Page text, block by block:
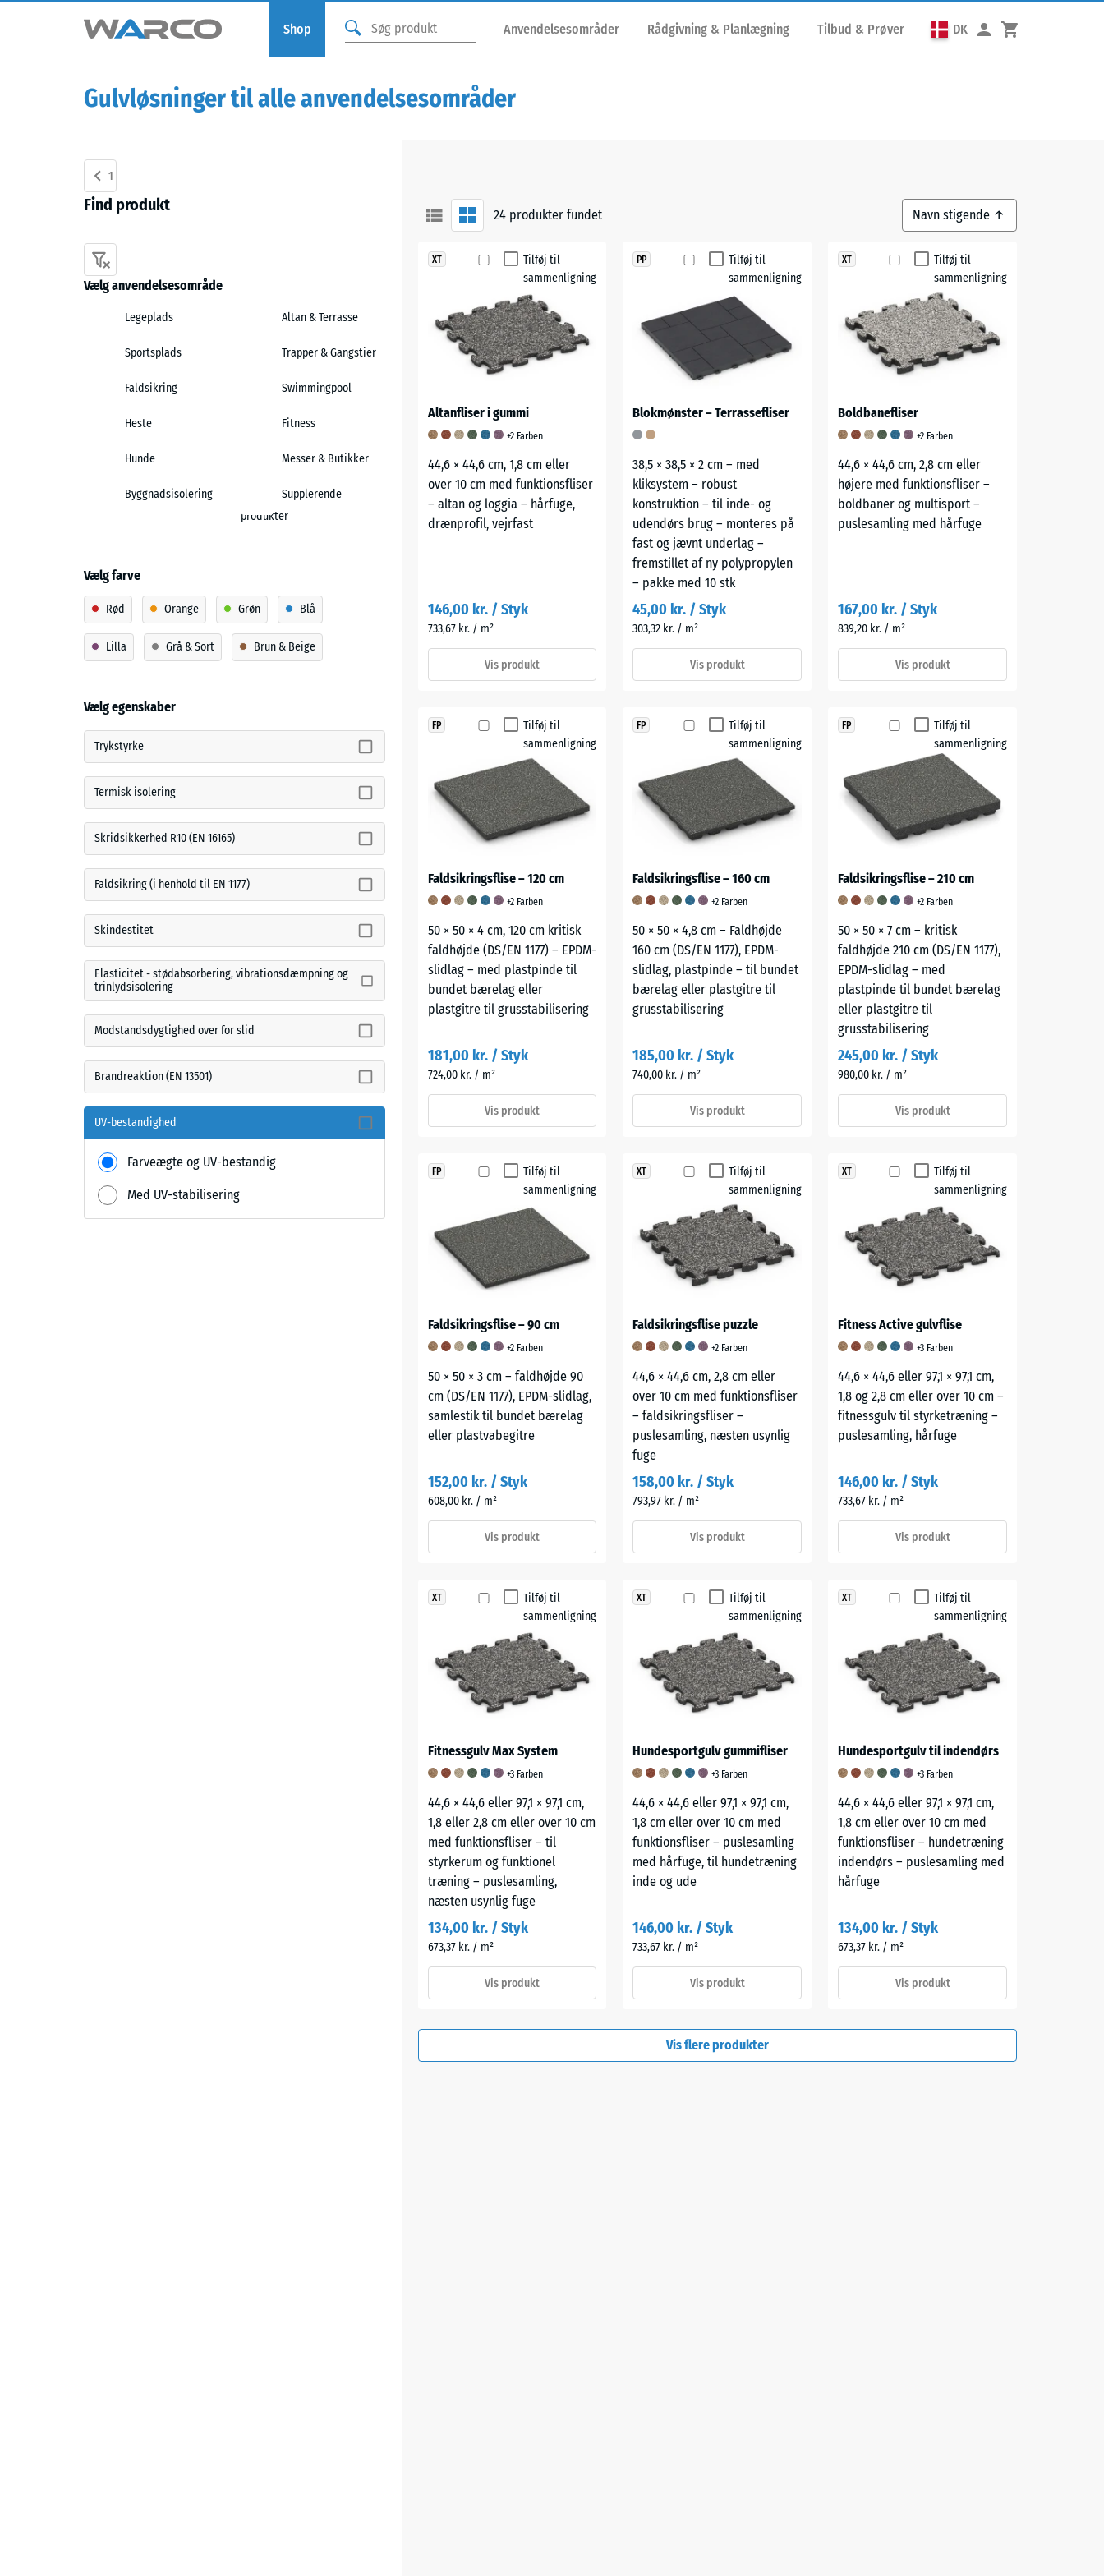
Shop Anvendelsesområder Rådgivning & Planlægning Tilbud & Prøver DK
Gulvløsninger til alle anvendelsesområder
1
Find produkt
Vælg anvendelsesområde
Legeplads Altan & Terrasse
Sportsplads Trapper & Gangstier
Faldsikring Swimmingpool
Heste Fitness
Hunde Messer & Butikker
Byggnadsisolering
Supplerende
produkter
Vælg farve
Rød Orange Grøn Blå
Lilla Grå & Sort Brun & Beige
Vælg egenskaber
Trykstyrke
Termisk isolering
Skridsikkerhed R10 (EN 16165)
Faldsikring (i henhold til EN 1177)
Skindestitet
Elasticitet - stødabsorbering, vibrationsdæmpning og
trinlydsisolering
Modstandsdygtighed over for slid
Brandreaktion (EN 13501)
UV-bestandighed
Farveægte og UV-bestandig
Med UV-stabilisering
24produkter fundet
Tilføj til
sammenligning
XT
Altanfliser i gummi
+2 Farben
44,6 × 44,6 cm, 1,8 cm eller
over 10 cm med funktionsfliser
– altan og loggia – hårfuge,
drænprofil, vejrfast
146,00 kr. / Styk
733,67 kr. / m²
Vis produkt
Tilføj til
sammenligning
PP
Blokmønster – Terrassefliser
38,5 × 38,5 × 2 cm – med
kliksystem – robust
konstruktion – til inde- og
udendørs brug – monteres på
fast og jævnt underlag –
fremstillet af ny polypropylen
– pakke med 10 stk
45,00 kr. / Styk
303,32 kr. / m²
Vis produkt
Tilføj til
sammenligning
XT
Boldbanefliser
+2 Farben
44,6 × 44,6 cm, 2,8 cm eller
højere med funktionsfliser –
boldbaner og multisport –
puslesamling med hårfuge
167,00 kr. / Styk
839,20 kr. / m²
Vis produkt
Tilføj til
sammenligning
FP
Faldsikringsflise – 120 cm
+2 Farben
50 × 50 × 4 cm, 120 cm kritisk
faldhøjde (DS/EN 1177) – EPDM-
slidlag – med plastpinde til
bundet bærelag eller
plastgitre til grusstabilisering
181,00 kr. / Styk
724,00 kr. / m²
Vis produkt
Tilføj til
sammenligning
FP
Faldsikringsflise – 160 cm
+2 Farben
50 × 50 × 4,8 cm – Faldhøjde
160 cm (DS/EN 1177), EPDM-
slidlag, plastpinde – til bundet
bærelag eller plastgitre til
grusstabilisering
185,00 kr. / Styk
740,00 kr. / m²
Vis produkt
Tilføj til
sammenligning
FP
Faldsikringsflise – 210 cm
+2 Farben
50 × 50 × 7 cm – kritisk
faldhøjde 210 cm (DS/EN 1177),
EPDM-slidlag – med
plastpinde til bundet bærelag
eller plastgitre til
grusstabilisering
245,00 kr. / Styk
980,00 kr. / m²
Vis produkt
Tilføj til
sammenligning
FP
Faldsikringsflise – 90 cm
+2 Farben
50 × 50 × 3 cm – faldhøjde 90
cm (DS/EN 1177), EPDM-slidlag,
samlestik til bundet bærelag
eller plastvabegitre
152,00 kr. / Styk
608,00 kr. / m²
Vis produkt
Tilføj til
sammenligning
XT
Faldsikringsflise puzzle
+2 Farben
44,6 × 44,6 cm, 2,8 cm eller
over 10 cm med funktionsfliser
– faldsikringsfliser –
puslesamling, næsten usynlig
fuge
158,00 kr. / Styk
793,97 kr. / m²
Vis produkt
Tilføj til
sammenligning
XT
Fitness Active gulvflise
+3 Farben
44,6 × 44,6 eller 97,1 × 97,1 cm,
1,8 og 2,8 cm eller over 10 cm –
fitnessgulv til styrketræning –
puslesamling, hårfuge
146,00 kr. / Styk
733,67 kr. / m²
Vis produkt
Tilføj til
sammenligning
XT
Fitnessgulv Max System
+3 Farben
44,6 × 44,6 eller 97,1 × 97,1 cm,
1,8 eller 2,8 cm eller over 10 cm
med funktionsfliser – til
styrkerum og funktionel
træning – puslesamling,
næsten usynlig fuge
134,00 kr. / Styk
673,37 kr. / m²
Vis produkt
Tilføj til
sammenligning
XT
Hundesportgulv gummifliser
+3 Farben
44,6 × 44,6 eller 97,1 × 97,1 cm,
1,8 cm eller over 10 cm med
funktionsfliser – puslesamling
med hårfuge, til hundetræning
inde og ude
146,00 kr. / Styk
733,67 kr. / m²
Vis produkt
Tilføj til
sammenligning
XT
Hundesportgulv til indendørs
+3 Farben
44,6 × 44,6 eller 97,1 × 97,1 cm,
1,8 cm eller over 10 cm med
funktionsfliser – hundetræning
indendørs – puslesamling med
hårfuge
134,00 kr. / Styk
673,37 kr. / m²
Vis produkt
Vis flere produkter